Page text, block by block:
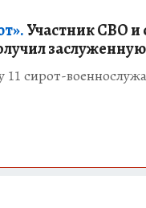
Участник СВО и
11 сирот-